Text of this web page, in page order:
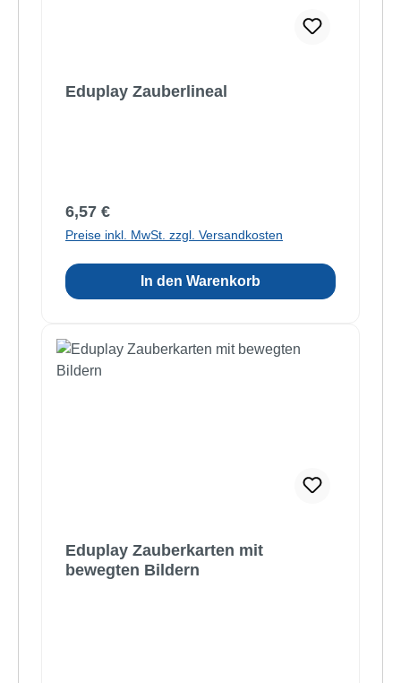
Eduplay Zauberlineal
Regulärer Preis:
6,57 €
Preise inkl. MwSt. zzgl. Versandkosten
In den Warenkorb
Eduplay Zauberkarten mit
bewegten Bildern